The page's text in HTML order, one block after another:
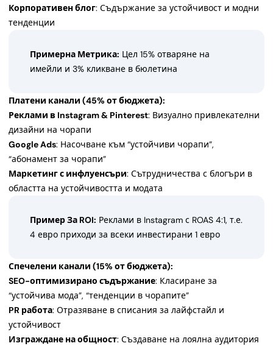
Корпоративен блог: Съдържание за устойчивост и модни
тенденции
Примерна Метрика: Цел 15% отваряне на
имейли и 3% кликване в бюлетина
Платени канали (45% от бюджета):
Реклами в Instagram & Pinterest: Визуално привлекателни
дизайни на чорапи
Google Ads: Насочване към “устойчиви чорапи”,
“абонамент за чорапи”
Маркетинг с инфлуенсъри: Сътрудничества с блогъри в
областта на устойчивостта и модата
Пример За ROI: Реклами в Instagram с ROAS 4:1, т.е.
4 евро приходи за всеки инвестирани 1 евро
Спечелени канали (15% от бюджета):
SEO-оптимизирано съдържание: Класиране за
“устойчива мода”, “тенденции в чорапите”
PR работа: Отразяване в списания за лайфстайл и
устойчивост
Изграждане на общност: Създаване на лоялна аудитория